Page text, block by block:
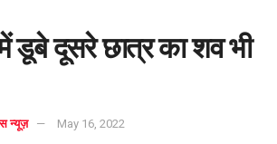
डूबे दूसरे छात्र का शव भी
न्यूज़ May 16, 2022